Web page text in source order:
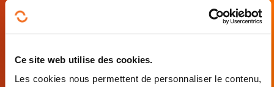
Ce site web utilise des cookies.
Les cookies nous permettent de personnaliser le contenu,
nettoyage